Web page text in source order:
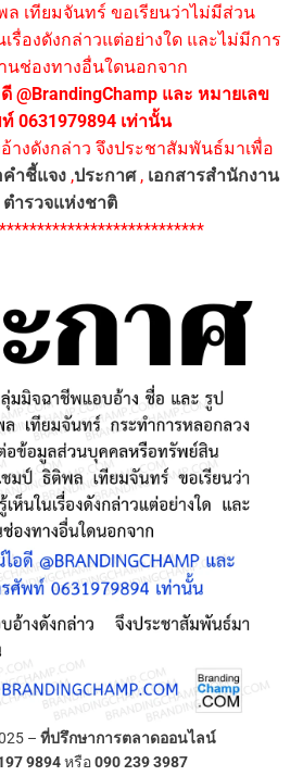
เทียมจันทร์ ขอเรียนว่าไม่มีส่วน
เรื่องดังกล่าวแต่อย่างใด และไม่มีการ
นช่องทางอื่นใดนอกจาก
@BrandingChamp และ หมายเลข
0631979894 เท่านั้น
างดังกล่าว จึงประชาสัมพันธ์มาเพื่อ
ำชี้แจง ,ประกาศ, เอกสารสำนักงาน
ตำรวจแห่งชาติ
– ที่ปรึกษาการตลาดออนไลน์
9894หรือ090 239 3987